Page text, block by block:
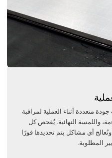
متعددة أثناء العملية لمراقبة
واللمسة النهائية. يُفحص كل
أي مشاكل يتم تحديدها فورًا
المطلوبة.